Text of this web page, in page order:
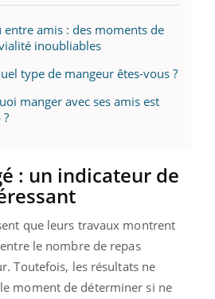
entre amis : des moments de
inoubliables
type de mangeur êtes-vous ?
manger avec ses amis est
: un indicateur de
que leurs travaux montrent
le nombre de repas
Toutefois, les résultats ne
moment de déterminer si ne